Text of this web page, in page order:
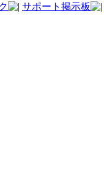
サポート掲示板